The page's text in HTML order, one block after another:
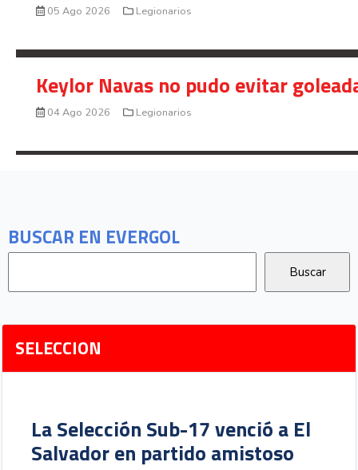
BUSCAR EN EVERGOL
SELECCION
La Selección Sub-17 venció a El
Salvador en partido amistoso
05 Ago 2026 Legionarios
Keylor Navas no pudo evitar
04 Ago 2026 Legionarios